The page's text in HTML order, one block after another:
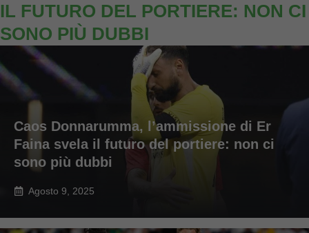
IL FUTURO DEL PORTIERE: NON CI
SONO PIÙ DUBBI
Caos Donnarumma, l’ammissione di Er
Faina svela il futuro del portiere: non ci
sono più dubbi
Agosto 9, 2025